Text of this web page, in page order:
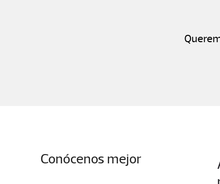
Conócenos mejor